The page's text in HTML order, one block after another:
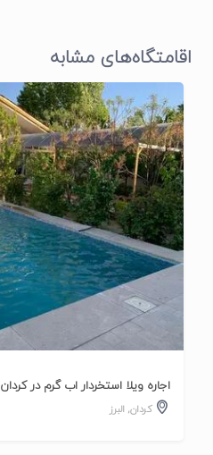
اقامتگاه‌های مشابه
اجاره ویلا استخردار اب گرم در کردان
کردان, البرز